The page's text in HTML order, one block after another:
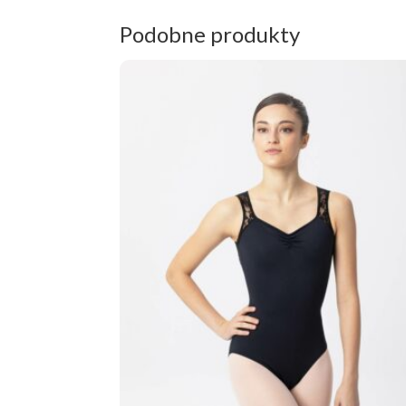
Podobne produkty